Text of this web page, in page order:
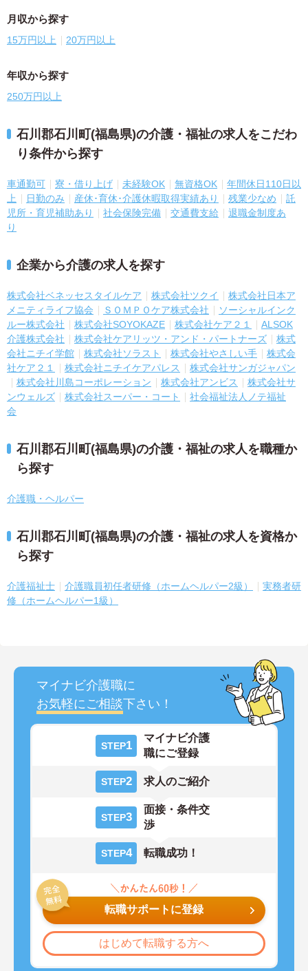
月収から探す
15万円以上 20万円以上
年収から探す
250万円以上
石川郡石川町(福島県)の介護・福祉の求人をこだわ
り条件から探す
車通勤可 寮・借り上げ 未経験OK 無資格OK
年間休日110日以
上
日勤のみ 産休･育休･介護休暇取得実績あり 残業少なめ
託
児所・育児補助あり
社会保険完備 交通費支給
退職金制度あ
り
企業から介護の求人を探す
株式会社ベネッセスタイルケア 株式会社ツクイ
株式会社日本ア
メニティライフ協会
ＳＯＭＰＯケア株式会社
ソーシャルインク
ルー株式会社
株式会社SOYOKAZE 株式会社ケア２１
ALSOK
介護株式会社
株式会社ケアリッツ・アンド・パートナーズ
株式
会社ニチイ学館
株式会社ソラスト 株式会社やさしい手
株式会
社ケア２１
株式会社ニチイケアパレス
株式会社サンガジャパン
株式会社川島コーポレーション
株式会社アンビス
株式会社サ
ンウェルズ
株式会社スーパー・コート
社会福祉法人ノテ福祉
会
石川郡石川町(福島県)の介護・福祉の求人を職種か
ら探す
介護職・ヘルパー
石川郡石川町(福島県)の介護・福祉の求人を資格か
ら探す
介護福祉士 介護職員初任者研修（ホームヘルパー2級）
実務者研
修（ホームヘルパー1級）
マイナビ介護職に
お気軽にご相談下さい！
STEP1
マイナビ介護
職にご登録
STEP2 求人のご紹介
STEP3
面接・条件交
渉
STEP4 転職成功！
転職サポートに登録
はじめて転職する方へ